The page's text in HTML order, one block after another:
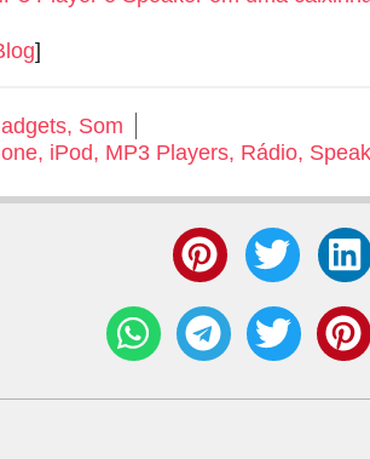
]
, Som
, iPod, MP3 Players, Rádio,